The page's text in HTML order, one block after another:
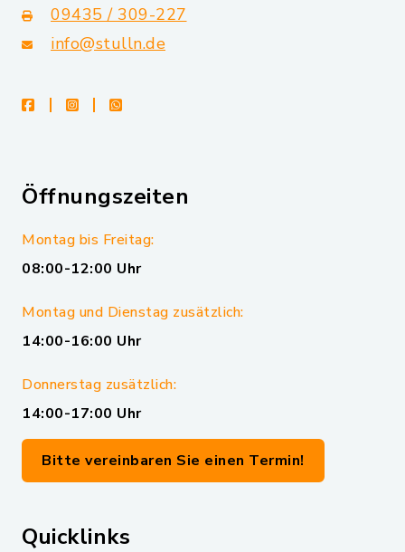
09435 / 309-227
info@stulln.de
facebookinstagramwhatsapp
Öffnungszeiten
Montag bis Freitag:
08:00-12:00 Uhr
Montag und Dienstag zusätzlich:
14:00-16:00 Uhr
Donnerstag zusätzlich:
14:00-17:00 Uhr
Bitte vereinbaren Sie einen Termin!
Quicklinks